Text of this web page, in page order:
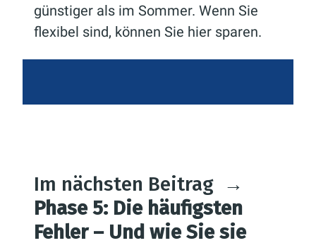
günstiger als im Sommer. Wenn Sie
flexibel sind, können Sie hier sparen.
Im nächsten Beitrag →
Phase 5: Die häufigsten
Fehler – Und wie Sie sie